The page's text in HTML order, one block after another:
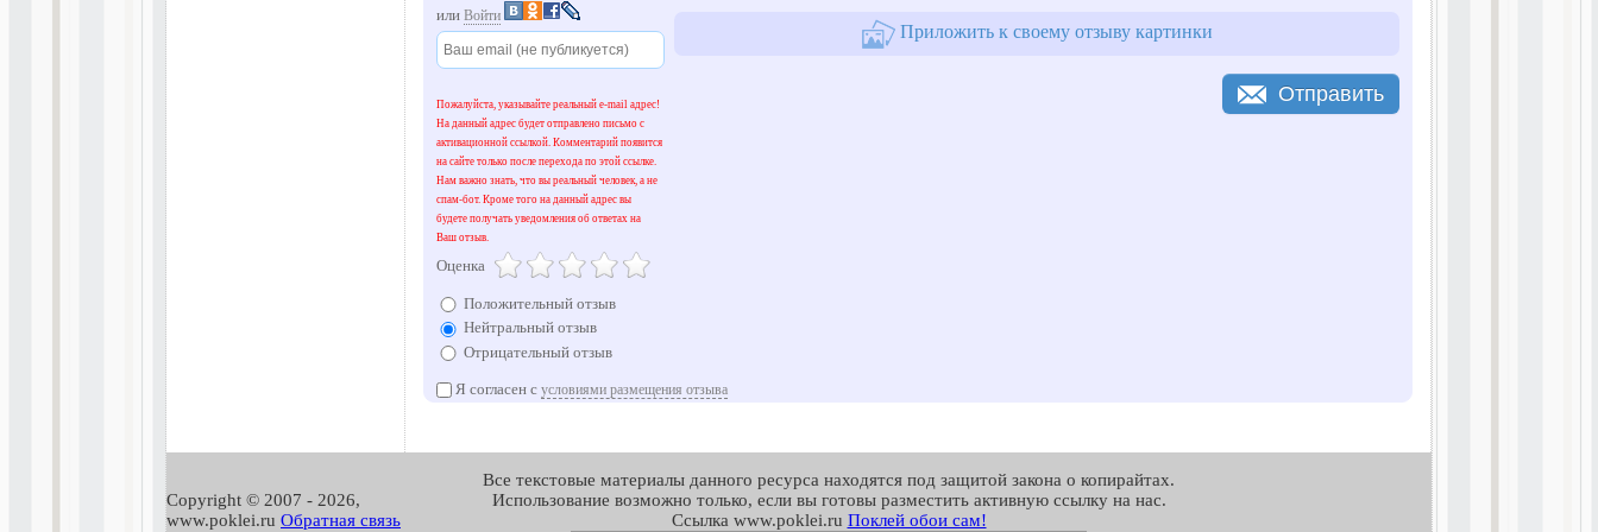
или Войти
Пожалуйста, указывайте реальный e-mail адрес!
На данный адрес будет отправлено письмо с
активационной ссылкой. Комментарий появится
на сайте только после перехода по этой ссылке.
Нам важно знать, что вы реальный человек, а не
спам-бот. Кроме того на данный адрес вы
будете получать уведомления об ответах на
Ваш отзыв.
Оценка
Положительный отзыв
Нейтральный отзыв
Отрицательный отзыв
Приложить к своему отзыву картинки
Я согласен с условиями размещения отзыва
Отправить
Copyright © 2007 - 2026,
www.poklei.ru Обратная связь
Все текстовые материалы данного ресурса находятся под защитой закона о копирайтах.
Использование возможно только, если вы готовы разместить активную ссылку на нас.
Cсылка www.poklei.ru Поклей обои сам!